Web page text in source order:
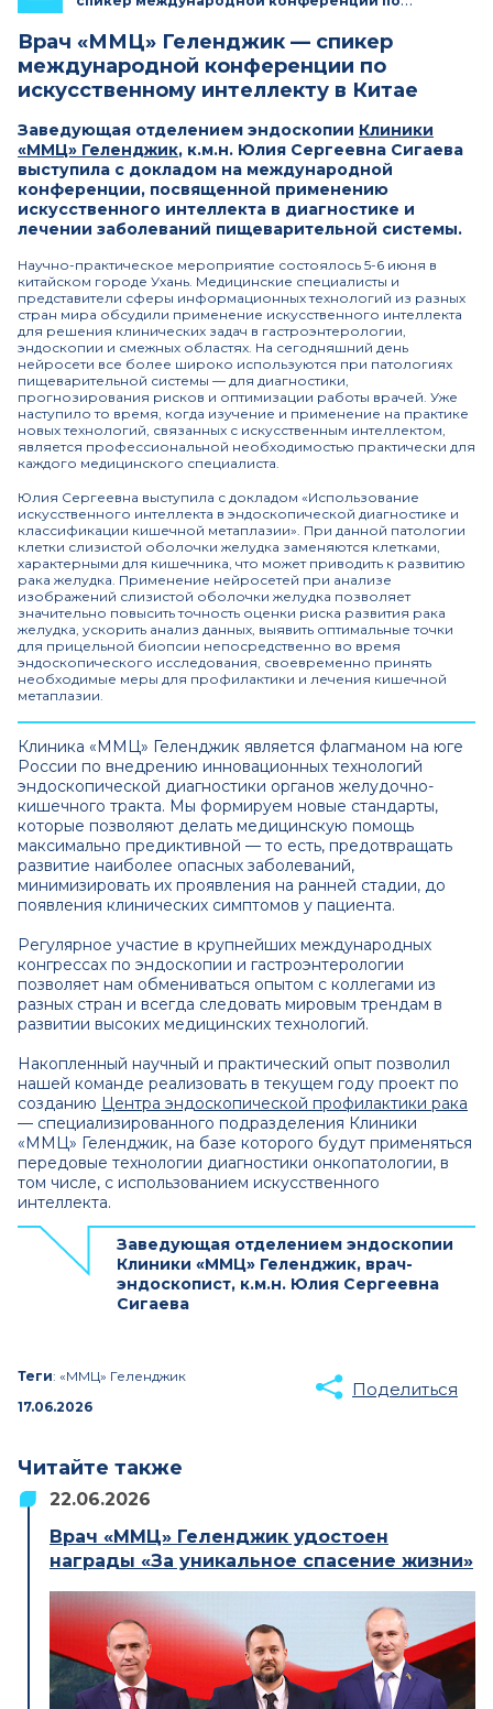
Врач «ММЦ» Геленджик — спикер
международной конференции по
искусственному интеллекту в Китае
Заведующая отделением эндоскопии Клиники
«ММЦ» Геленджик, к.м.н. Юлия Сергеевна Сигаева
выступила с докладом на международной
конференции, посвященной применению
искусственного интеллекта в диагностике и
лечении заболеваний пищеварительной системы.
Научно-практическое мероприятие состоялось 5-6 июня в
китайском городе Ухань. Медицинские специалисты и
представители сферы информационных технологий из разных
стран мира обсудили применение искусственного интеллекта
для решения клинических задач в гастроэнтерологии,
эндоскопии и смежных областях. На сегодняшний день
нейросети все более широко используются при патологиях
пищеварительной системы — для диагностики,
прогнозирования рисков и оптимизации работы врачей. Уже
наступило то время, когда изучение и применение на практике
новых технологий, связанных с искусственным интеллектом,
является профессиональной необходимостью практически для
каждого медицинского специалиста.
Юлия Сергеевна выступила с докладом «Использование
искусственного интеллекта в эндоскопической диагностике и
классификации кишечной метаплазии». При данной патологии
клетки слизистой оболочки желудка заменяются клетками,
характерными для кишечника, что может приводить к развитию
рака желудка. Применение нейросетей при анализе
изображений слизистой оболочки желудка позволяет
значительно повысить точность оценки риска развития рака
желудка, ускорить анализ данных, выявить оптимальные точки
для прицельной биопсии непосредственно во время
эндоскопического исследования, своевременно принять
необходимые меры для профилактики и лечения кишечной
метаплазии.
Клиника «ММЦ» Геленджик является флагманом на юге
России по внедрению инновационных технологий
эндоскопической диагностики органов желудочно-
кишечного тракта. Мы формируем новые стандарты,
которые позволяют делать медицинскую помощь
максимально предиктивной — то есть, предотвращать
развитие наиболее опасных заболеваний,
минимизировать их проявления на ранней стадии, до
появления клинических симптомов у пациента.
Регулярное участие в крупнейших международных
конгрессах по эндоскопии и гастроэнтерологии
позволяет нам обмениваться опытом с коллегами из
разных стран и всегда следовать мировым трендам в
развитии высоких медицинских технологий.
Накопленный научный и практический опыт позволил
нашей команде реализовать в текущем году проект по
созданию Центра эндоскопической профилактики рака
— специализированного подразделения Клиники
«ММЦ» Геленджик, на базе которого будут применяться
передовые технологии диагностики онкопатологии, в
том числе, с использованием искусственного
интеллекта.
Заведующая отделением эндоскопии
Клиники «ММЦ» Геленджик, врач-
эндоскопист, к.м.н. Юлия Сергеевна
Сигаева
Теги: «ММЦ» Геленджик
17.06.2026
Поделиться
Читайте также
22.06.2026
Врач «ММЦ» Геленджик удостоен
награды «За уникальное спасение жизни»